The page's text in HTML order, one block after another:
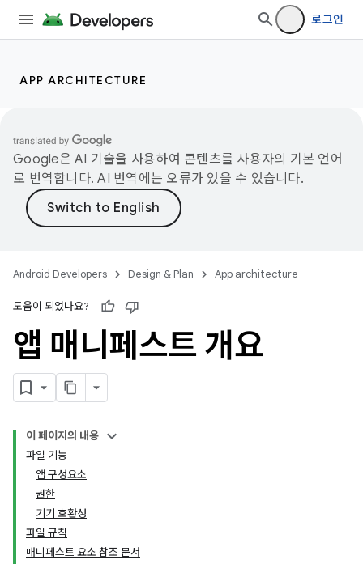
로그인
APP ARCHITECTURE
Google은 AI 기술을 사용하여 콘텐츠를 사용자의 기본 언어
로 번역합니다. AI 번역에는 오류가 있을 수 있습니다.
Android Developers Design & Plan App architecture
도움이 되었나요?
앱 매니페스트 개요
이 페이지의 내용
파일 기능
앱 구성요소
권한
기기 호환성
파일 규칙
매니페스트 요소 참조 문서